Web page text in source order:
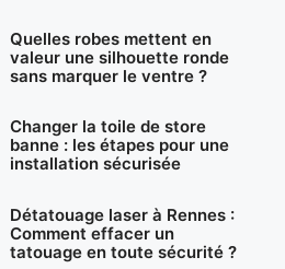
Quelles robes mettent en
valeur une silhouette ronde
sans marquer le ventre ?
Changer la toile de store
banne : les étapes pour une
installation sécurisée
Détatouage laser à Rennes :
Comment effacer un
tatouage en toute sécurité ?